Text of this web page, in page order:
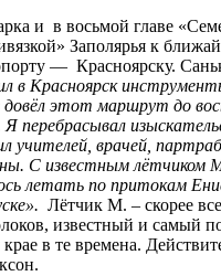
и в восьмой главе
Заполярья к
— Красноярску.
в Красноярск
довёл этот маршрут до
перебрасывал
учителей, врачей,
С известным лётчиком
летать по притокам
Лётчик М. – скорее
известный и самый
в те времена.